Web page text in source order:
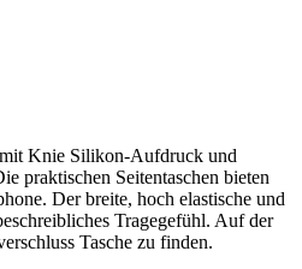
Knie Silikon-Aufdruck und
praktischen Seitentaschen bieten
Der breite, hoch elastische und
Tragegefühl. Auf der
Tasche zu finden.